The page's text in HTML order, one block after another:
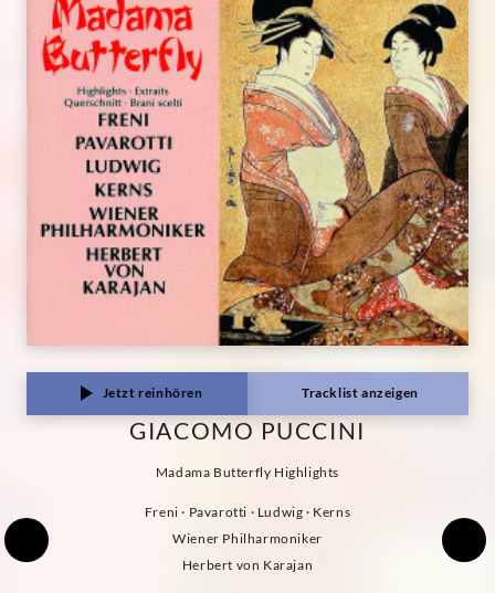
Classics
Jetzt reinhören Tracklist anzeigen
GIACOMO PUCCINI
Madama Butterfly Highlights
Freni · Pavarotti · Ludwig · Kerns
Wiener Philharmoniker
Herbert von Karajan